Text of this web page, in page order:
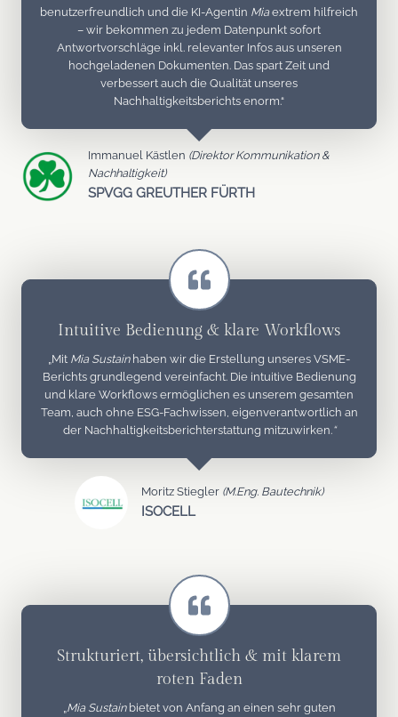
benutzerfreundlich und die KI-Agentin Mia extrem hilfreich
– wir bekommen zu jedem Datenpunkt sofort
Antwortvorschläge inkl. relevanter Infos aus unseren
hochgeladenen Dokumenten. Das spart Zeit und
verbessert auch die Qualität unseres
Nachhaltigkeitsberichts enorm.“
Immanuel Kästlen (Direktor Kommunikation &
Nachhaltigkeit)
SPVGG GREUTHER FÜRTH
Intuitive Bedienung & klare Workflows
„Mit Mia Sustainhaben wir die Erstellung unseres VSME-
Berichts grundlegend vereinfacht. Die intuitive Bedienung
und klare Workflows ermöglichen es unserem gesamten
Team, auch ohne ESG-Fachwissen, eigenverantwortlich an
der Nachhaltigkeitsberichterstattung mitzuwirken.“
Moritz Stiegler (M.Eng. Bautechnik)
ISOCELL
Strukturiert, übersichtlich & mit klarem
roten Faden
Mia Sustain bietet von Anfang an einen sehr guten